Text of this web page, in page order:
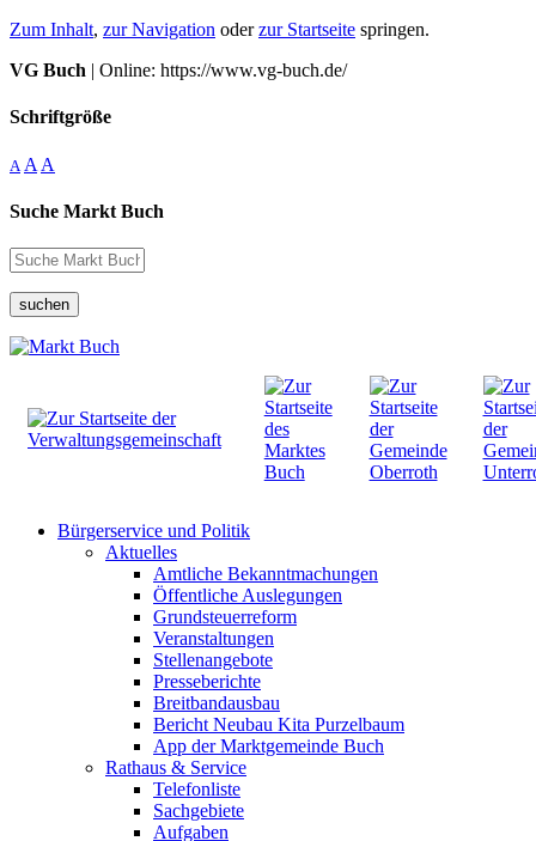
Zum Inhalt, zur Navigation oderzur Startseite springen.
VG Buch | Online: https://www.vg-buch.de/
Schriftgröße
A A A
Suche Markt Buch
suchen
Bürgerservice und Politik
Aktuelles
Amtliche Bekanntmachungen
Öffentliche Auslegungen
Grundsteuerreform
Veranstaltungen
Stellenangebote
Presseberichte
Breitbandausbau
Bericht Neubau Kita Purzelbaum
App der Marktgemeinde Buch
Rathaus & Service
Telefonliste
Sachgebiete
Aufgaben